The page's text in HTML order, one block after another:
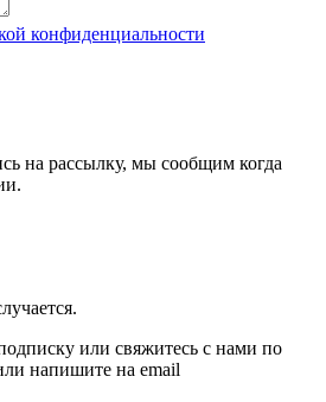
конфиденциальности
на рассылку, мы сообщим когда
или свяжитесь с нами по
напишите на email